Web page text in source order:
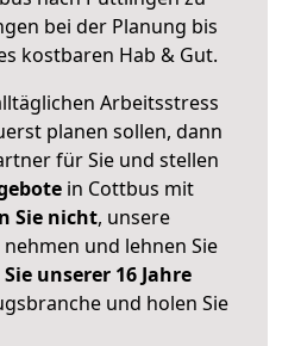
bei der Planung bis
kostbaren Hab & Gut.
Arbeitsstress
planen sollen, dann
für Sie und stellen
in Cottbus mit
Sie nicht, unsere
und lehnen Sie
unserer 16 Jahre
und holen Sie